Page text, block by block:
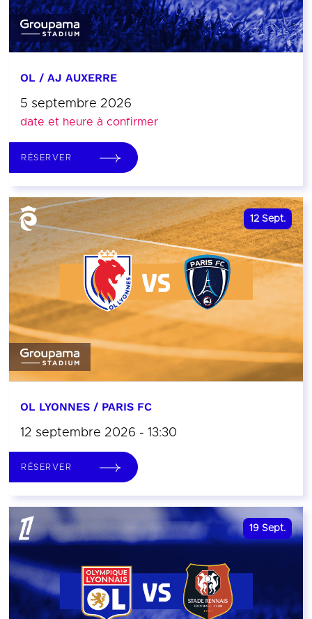
OL / AJ AUXERRE
5 septembre 2026
date et heure à confirmer
RÉSERVER
12 Sept.
OL LYONNES / PARIS FC
12 septembre 2026 - 13:30
RÉSERVER
19 Sept.